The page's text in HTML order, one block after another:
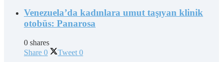
Venezuela’da kadınlara umut taşıyan klinik
otobüs: Panarosa
0 shares
Share 0 Tweet 0